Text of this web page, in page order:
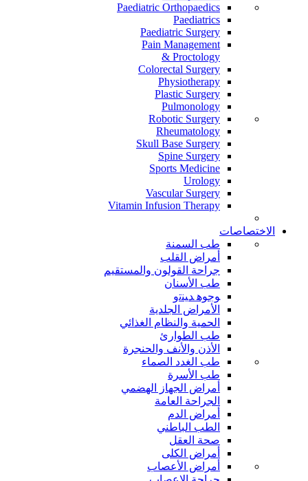
Paediatric Orthopaedics
Paediatrics
Paediatric Surgery
Pain Management
Proctology &
Colorectal Surgery
Physiotherapy
Plastic Surgery
Pulmonology
Robotic Surgery
Rheumatology
Skull Base Surgery
Spine Surgery
Sports Medicine
Urology
Vascular Surgery
Vitamin Infusion Therapy
الاختصاصات
طب السمنة
أمراض القلب
جراحة القولون والمستقيم
طب الأسنان
ﻮﺟﻮﻫ ﺪﻴﻨﺗﻭ
الأمراض الجلدية
الحمية والنظام الغذائي
طب الطوارئ
الأذن والأنف والحنجرة
طب الغدد الصماء
طب الأسرة
أمراض الجهاز الهضمي
الجراحة العامة
أمراض الدم
الطب الباطني
صحة العقل
أمراض الكلى
أمراض الأعصاب